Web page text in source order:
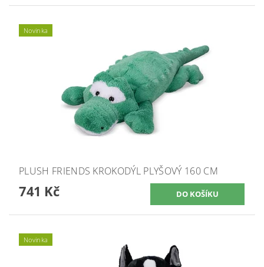
Novinka
PLUSH FRIENDS KROKODÝL PLYŠOVÝ 160 CM
741 Kč
Novinka